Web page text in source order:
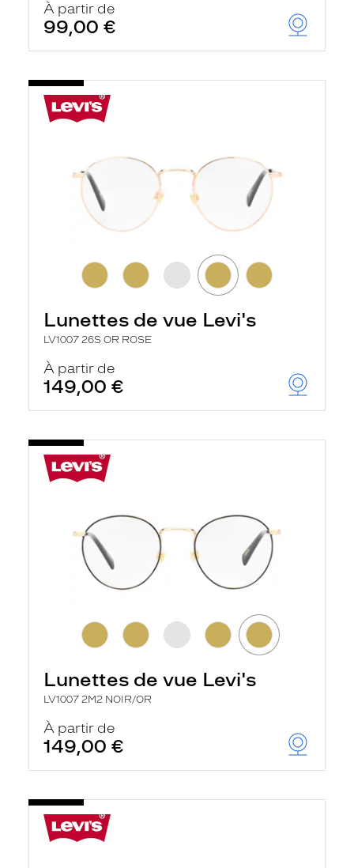
À partir de
99,00 €
Lunettes de vue Levi's
LV1007 26S OR ROSE
À partir de
149,00 €
Lunettes de vue Levi's
LV1007 2M2 NOIR/OR
À partir de
149,00 €